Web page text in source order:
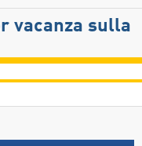
vacanza sulla